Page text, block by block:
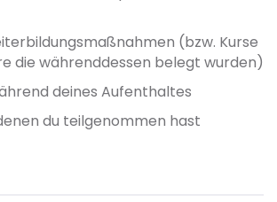
(bzw. Kurse
die währenddessen belegt wurden)
deines Aufenthaltes
du teilgenommen hast